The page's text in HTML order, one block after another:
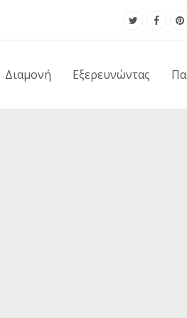
Διαμονή Εξερευνώντας